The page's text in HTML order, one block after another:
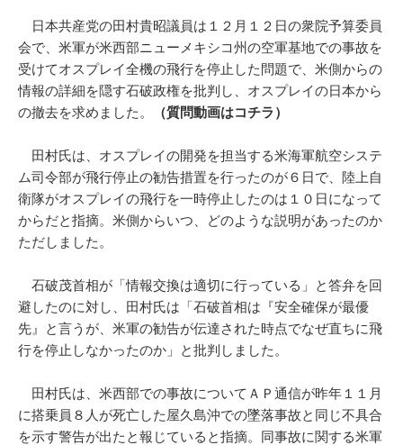
日本共産党の田村貴昭議員は１２月１２日の衆院予算委員
会で、米軍が米西部ニューメキシコ州の空軍基地での事故を
受けてオスプレイ全機の飛行を停止した問題で、米側からの
情報の詳細を隠す石破政権を批判し、オスプレイの日本から
の撤去を求めました。
（質問動画はコチラ）
田村氏は、オスプレイの開発を担当する米海軍航空システ
ム司令部が飛行停止の勧告措置を行ったのが６日で、陸上自
衛隊がオスプレイの飛行を一時停止したのは１０日になって
からだと指摘。米側からいつ、どのような説明があったのか
ただしました。
石破茂首相が「情報交換は適切に行っている」と答弁を回
避したのに対し、田村氏は「石破首相は『安全確保が最優
先』と言うが、米軍の勧告が伝達された時点でなぜ直ちに飛
行を停止しなかったのか」と批判しました。
田村氏は、米西部での事故についてＡＰ通信が昨年１１月
に搭乗員８人が死亡した屋久島沖での墜落事故と同じ不具合
を示す警告が出たと報じていると指摘。同事故に関する米軍